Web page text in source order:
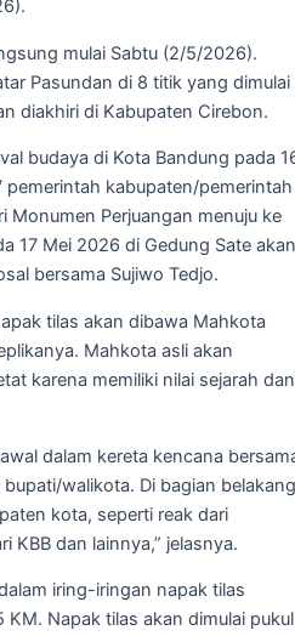
mulai Sabtu (2/5/2026).
Pasundan di 8 titik yang dimulai
diakhiri di Kabupaten Cirebon.
budaya di Kota Bandung pada
kabupaten/pemerintah
Monumen Perjuangan menuju ke
17 Mei 2026 di Gedung Sate akan
bersama Sujiwo Tedjo.
tilas akan dibawa Mahkota
Mahkota asli akan
karena memiliki nilai sejarah dan
dalam kereta kencana
walikota. Di bagian belakang
kota, seperti reak dari
KBB dan lainnya,” jelasnya.
iring-iringan napak tilas
Napak tilas akan dimulai pukul